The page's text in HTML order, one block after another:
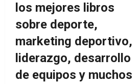
los mejores libros
sobre deporte,
marketing deportivo,
liderazgo, desarrollo
de equipos y muchos